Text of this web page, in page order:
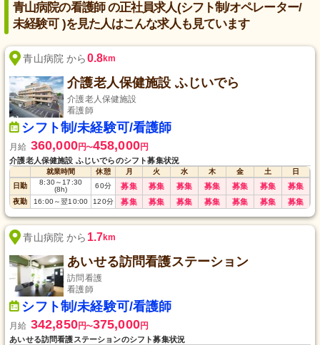
青山病院の看護師 の正社員求人(シフト制/オペレーター/
未経験可 )を見た人はこんな求人も見ています
青山病院 から0.8km
介護老人保健施設 ふじいでら
介護老人保健施設
看護師
シフト制/未経験可/看護師
月給 360,000円〜458,000円
介護老人保健施設 ふじいでらのシフト募集状況
就業時間 休憩 月 火 水 木 金 土
日
日勤
8:30～17:30
(8h)
60分 募集 募集 募集 募集 募集 募集 募集
夜勤 16:00～翌10:00 120分 募集 募集 募集 募集 募集 募集 募集
青山病院 から 1.7km
あいせる訪問看護ステーション
訪問看護
看護師
シフト制/未経験可/看護師
月給 342,850円〜375,000円
あいせる訪問看護ステーションのシフト募集状況